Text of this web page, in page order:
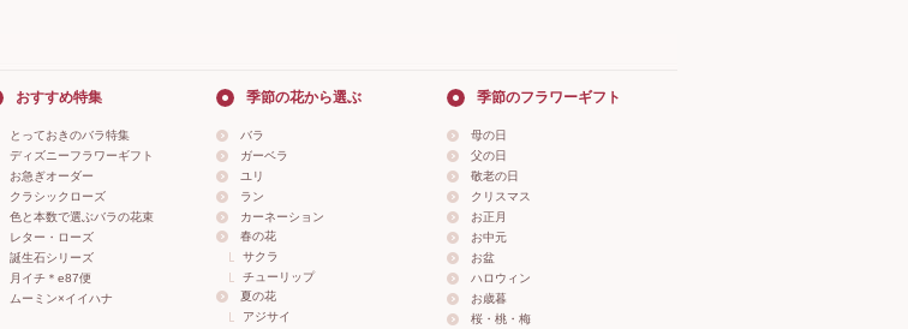
おすすめ特集
とっておきのバラ特集
ディズニーフラワーギフト
お急ぎオーダー
クラシックローズ
色と本数で選ぶバラの花束
レター・ローズ
誕生石シリーズ
月イチ＊e87便
ムーミン×イイハナ
季節の花から選ぶ
バラ
ガーベラ
ユリ
ラン
カーネーション
春の花
サクラ
チューリップ
夏の花
アジサイ
季節のフラワーギフト
母の日
父の日
敬老の日
クリスマス
お正月
お中元
お盆
ハロウィン
お歳暮
桜・桃・梅